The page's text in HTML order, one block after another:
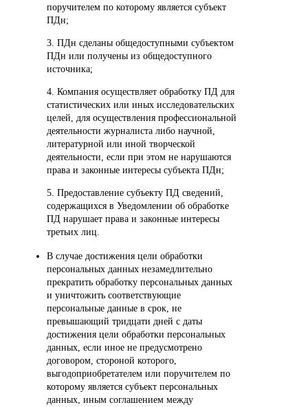
поручителем по которому является субъект
ПДн;
3. ПДн сделаны общедоступными субъектом
ПДн или получены из общедоступного
источника;
4. Компания осуществляет обработку ПД для
статистических или иных исследовательских
целей, для осуществления профессиональной
деятельности журналиста либо научной,
литературной или иной творческой
деятельности, если при этом не нарушаются
права и законные интересы субъекта ПДн;
5. Предоставление субъекту ПД сведений,
содержащихся в Уведомлении об обработке
ПД нарушает права и законные интересы
третьих лиц.
В случае достижения цели обработки
персональных данных незамедлительно
прекратить обработку персональных данных
и уничтожить соответствующие
персональные данные в срок, не
превышающий тридцати дней с даты
достижения цели обработки персональных
данных, если иное не предусмотрено
договором, стороной которого,
выгодоприобретателем или поручителем по
которому является субъект персональных
данных, иным соглашением между